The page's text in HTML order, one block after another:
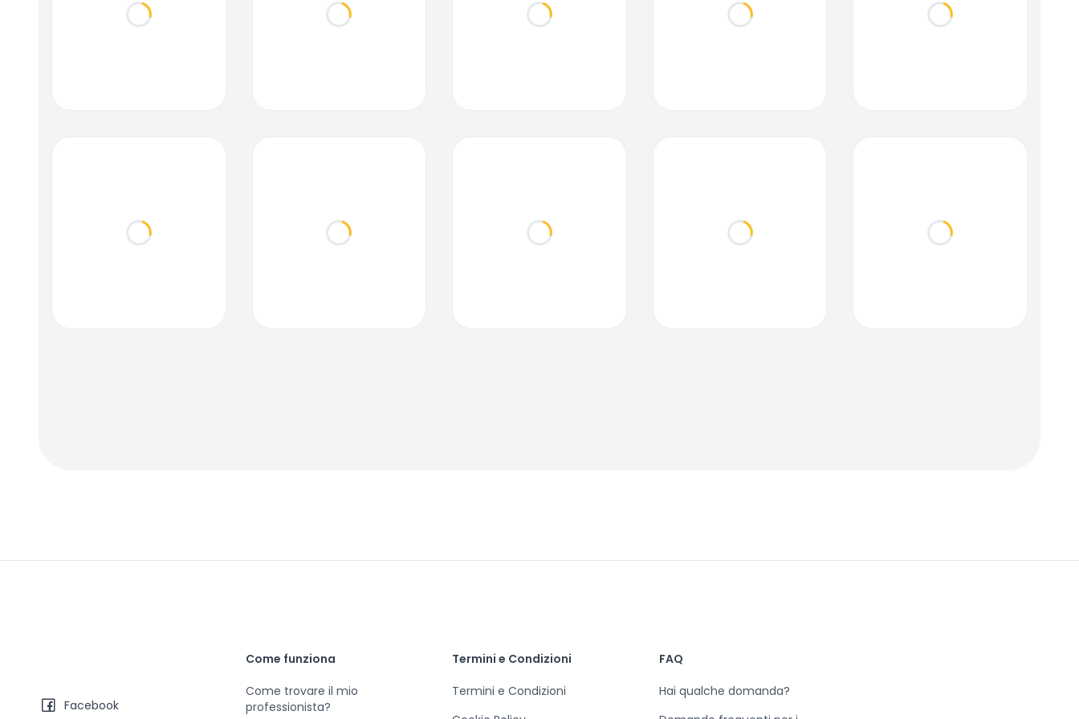
Loading... Loading... Loading... Loading... Loading...
Loading... Loading... Loading... Loading... Loading...
Facebook
Come funziona
Come trovare il mio
professionista?
Termini e Condizioni
Termini e Condizioni
FAQ
Hai qualche domanda?